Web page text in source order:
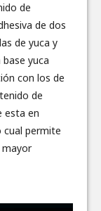
de
de dos
de yuca y
yuca
con los de
de
esta en
cual permite
mayor